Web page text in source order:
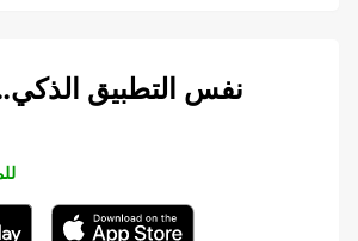
نفس التطبيق